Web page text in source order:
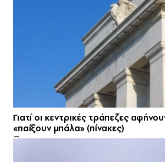
Γιατί οι κεντρικές τράπεζες
«παίξουν μπάλα» (πίνακες)